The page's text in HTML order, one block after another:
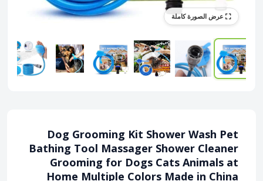
Dog Grooming Kit Shower Wash Pet
Bathing Tool Massager Shower Cleaner
Grooming for Dogs Cats Animals at
Home Multiple Colors Made in China